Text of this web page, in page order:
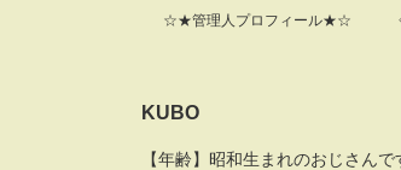
☆★管理人プロフィール★☆
KUBO
【年齢】昭和生まれのおじさんで